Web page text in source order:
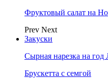
Фруктовый салат на
Prev Next
Закуски
Сырная нарезка на
Брускетта с семгой